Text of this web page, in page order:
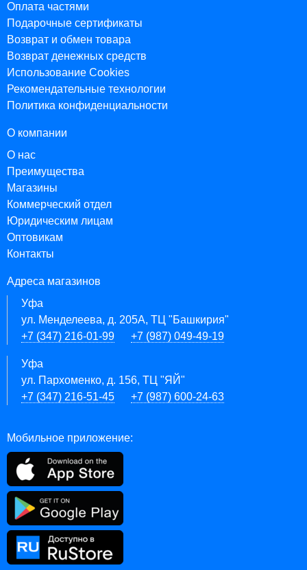
Оплата частями
Подарочные сертификаты
Возврат и обмен товара
Возврат денежных средств
Использование Cookies
Рекомендательные технологии
Политика конфиденциальности
О компании
О нас
Преимущества
Магазины
Коммерческий отдел
Юридическим лицам
Оптовикам
Контакты
Адреса магазинов
Уфа
ул. Менделеева, д. 205А, ТЦ "Башкирия"
+7 (347) 216-01-99
+7 (987) 049-49-19
Уфа
ул. Пархоменко, д. 156, ТЦ "ЯЙ"
+7 (347) 216-51-45
+7 (987) 600-24-63
Мобильное приложение: